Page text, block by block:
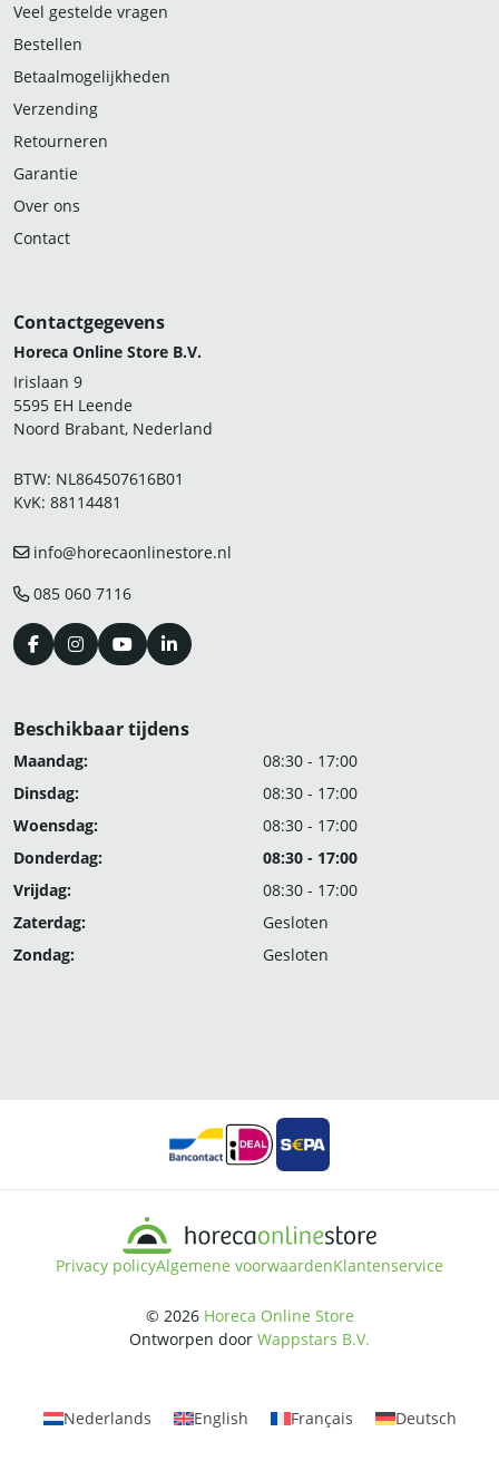
Veel gestelde vragen
Bestellen
Betaalmogelijkheden
Verzending
Retourneren
Garantie
Over ons
Contact
Contactgegevens
Horeca Online Store B.V.
Irislaan 9
5595 EH Leende
Noord Brabant, Nederland
BTW: NL864507616B01
KvK: 88114481
info@horecaonlinestore.nl
085 060 7116
Beschikbaar tijdens
Maandag:
08:30 - 17:00
Dinsdag:
08:30 - 17:00
Woensdag:
08:30 - 17:00
Donderdag:
08:30 - 17:00
Vrijdag:
08:30 - 17:00
Zaterdag:
Gesloten
Zondag:
Gesloten
Privacy policyAlgemene voorwaardenKlantenservice
© 2026 Horeca Online Store
Ontworpen door Wappstars B.V.
Nederlands English Français Deutsch